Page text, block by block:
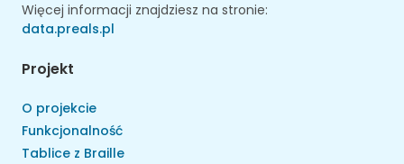
Więcej informacji znajdziesz na stronie:
data.preals.pl
Projekt
O projekcie
Funkcjonalność
Tablice z Braille